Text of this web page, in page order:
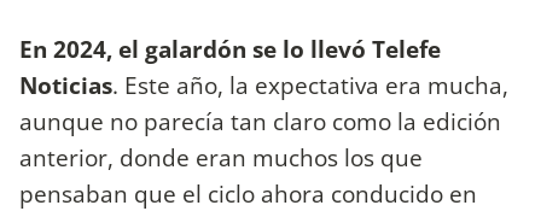
En 2024, el galardón se lo llevó Telefe
Noticias. Este año, la expectativa era mucha,
aunque no parecía tan claro como la edición
anterior, donde eran muchos los que
pensaban que el ciclo ahora conducido en